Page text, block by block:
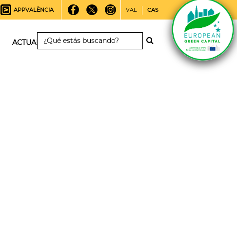
APPVALÈNCIA VAL CAS
ACTUALIDAD